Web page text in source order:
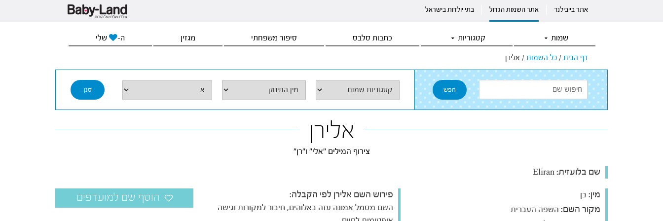
אתר בייבילנד אתר השמות הגדול בתי יולדות בישראל
שמות קטגוריות כתבות סלבס סיפור משפחתי מגזין ה- שלי
דף הבית / כל השמות / אלירן
אלירן
צירוף המילים "אלי" ו"רן"
שם בלועזית:
מין: בן
מקור השם: השפה העברית
פירוש השם אלירן לפי הקבלה:
השם מסמל אמונה עזה באלוהים, חיבור למקורות וגישה